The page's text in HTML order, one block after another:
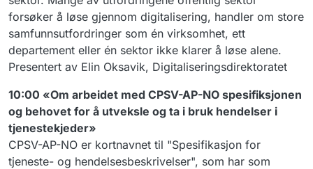
forsøker å løse gjennom digitalisering, handler om store
samfunnsutfordringer som én virksomhet, ett
departement eller én sektor ikke klarer å løse alene.
Presentert av Elin Oksavik, Digitaliseringsdirektoratet
10:00 «Om arbeidet med CPSV-AP-NO spesifiksjonen
og behovet for å utveksle og ta i bruk hendelser i
tjenestekjeder»
CPSV-AP-NO er kortnavnet til "Spesifikasjon for
tjeneste- og hendelsesbeskrivelser", som har som